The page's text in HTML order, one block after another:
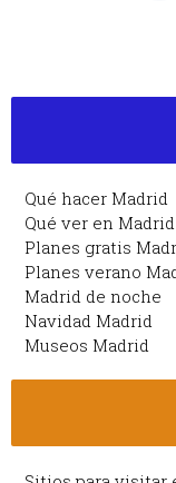
Qué hacer Madrid
Qué ver en Madrid
Planes gratis
Planes verano
Madrid de noche
Navidad Madrid
Museos Madrid